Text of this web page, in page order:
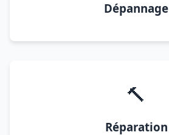
Dépannage
🔨
Réparation